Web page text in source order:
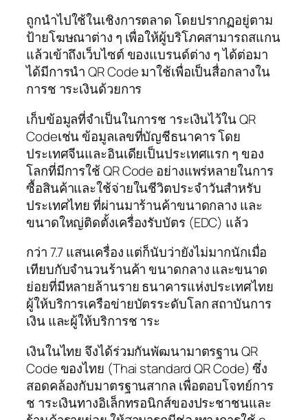
ถูกนำไปใช้ในเชิงการตลาด โดยปรากฏอยู่ตาม
ป้ายโฆษณาต่าง ๆ เพื่อให้ผู้บริโภคสามารถสแกน
แล้วเข้าถึงเว็บไซต์ ของแบรนด์ต่าง ๆ ได้ต่อมา
ได้มีการนํา QR Code มาใช้เพื่อเป็นสื่อกลางใน
การช าระเงินด้วยการ
เก็บข้อมูลที่จําเป็นในการช าระเงินไว้ใน QR
Codeเช่น ข้อมูลเลขที่บัญชีธนาคาร โดย
ประเทศจีนและอินเดียเป็นประเทศแรก ๆ ของ
โลกที่มีการใช้ QR Code อย่างแพร่หลายในการ
ซื้อสินค้าและใช้จ่ายในชีวิตประจำวันสำหรับ
ประเทศไทย ที่ผ่านมาร้านค้าขนาดกลาง และ
ขนาดใหญ่ติดตั้งเครื่องรับบัตร (EDC) แล้ว
กว่า 7.7 แสนเครื่อง แต่ก็นับว่ายังไม่มากนักเมื่อ
เทียบกับจํานวนร้านค้า ขนาดกลาง และขนาด
ย่อยที่มีหลายล้านราย ธนาคารแห่งประเทศไทย
ผู้ให้บริการเครือข่ายบัตรระดับโลก สถาบันการ
เงิน และผู้ให้บริการช าระ
เงินในไทย จึงได้ร่วมกันพัฒนามาตรฐาน QR
Code ของไทย (Thai standard QR Code) ซึ่ง
สอดคล้องกับมาตรฐานสากล เพื่อตอบโจทย์การ
ช าระเงินทางอิเล็กทรอนิกส์ของประชาชนและ